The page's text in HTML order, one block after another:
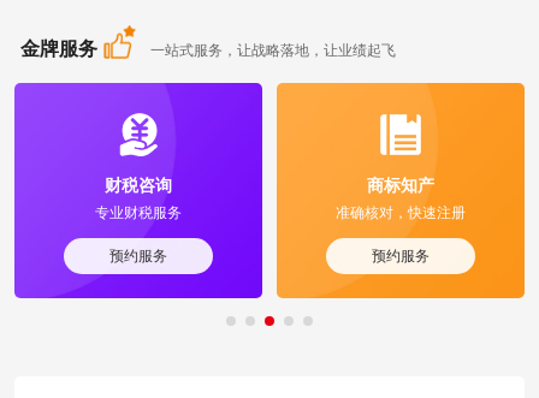
金牌服务 一站式服务，让战略落地，让业绩起飞
财税咨询
专业财税服务
预约服务
商标知产
准确核对，快速注册
预约服务